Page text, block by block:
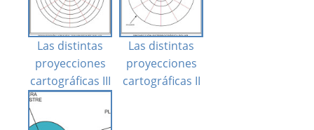
Las distintas
proyecciones
cartográficas III
Las distintas
proyecciones
cartográficas II